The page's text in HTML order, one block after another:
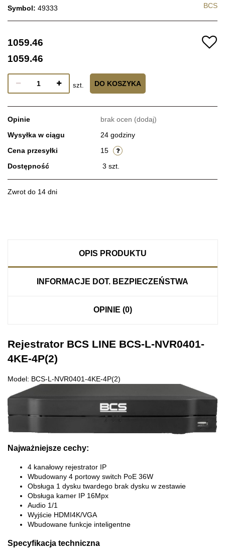
Symbol: 49333 BCS
1059.46
1059.46
szt. DO KOSZYKA
Opinie brak ocen (dodaj)
Wysyłka w ciągu
24 godziny
Cena przesyłki
15
Dostępność
3 szt.
Zwrot do 14 dni
OPIS PRODUKTU
INFORMACJE DOT. BEZPIECZEŃSTWA
OPINIE (0)
Rejestrator BCS LINE BCS-L-NVR0401-
4KE-4P(2)
Model: BCS-L-NVR0401-4KE-4P(2)
Najważniejsze cechy:
4 kanałowy rejestrator IP
Wbudowany 4 portowy switch PoE 36W
Obsługa 1 dysku twardego brak dysku w zestawie
Obsługa kamer IP 16Mpx
Audio 1/1
Wyjście HDMI4K/VGA
Wbudowane funkcje inteligentne
Specyfikacja techniczna